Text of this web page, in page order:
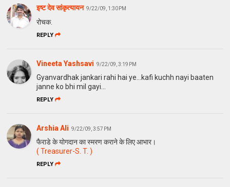
इष्ट देव सांकृत्यायन 9/22/09, 1:30 PM
रोचक.
REPLY
Vineeta Yashsavi 9/22/09, 3:19 PM
Gyanvardhak jankari rahi hai ye...kafi kuchh nayi baaten
janne ko bhi mil gayi...
REPLY
Arshia Ali 9/22/09, 3:57 PM
फैराडे के योगदान का स्मरण कराने के लिए आभार।
( Treasurer-S.T. )
REPLY